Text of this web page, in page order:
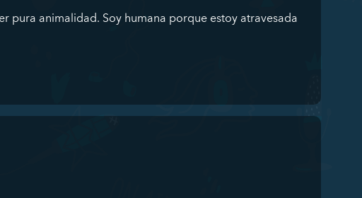
pura animalidad. Soy humana porque estoy atravesada